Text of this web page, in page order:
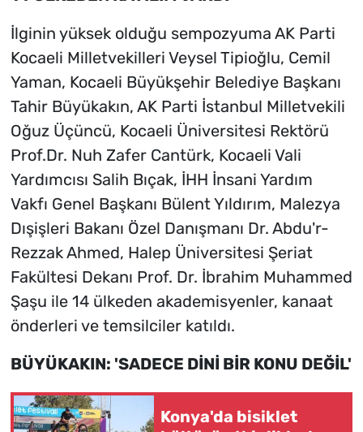
İlginin yüksek olduğu sempozyuma AK Parti
Kocaeli Milletvekilleri Veysel Tipioğlu, Cemil
Yaman, Kocaeli Büyükşehir Belediye Başkanı
Tahir Büyükakın, AK Parti İstanbul Milletvekili
Oğuz Üçüncü, Kocaeli Üniversitesi Rektörü
Prof.Dr. Nuh Zafer Cantürk, Kocaeli Vali
Yardımcısı Salih Bıçak, İHH İnsani Yardım
Vakfı Genel Başkanı Bülent Yıldırım, Malezya
Dışişleri Bakanı Özel Danışmanı Dr. Abdu'r-
Rezzak Ahmed, Halep Üniversitesi Şeriat
Fakültesi Dekanı Prof. Dr. İbrahim Muhammed
Şaşu ile 14 ülkeden akademisyenler, kanaat
önderleri ve temsilciler katıldı.
BÜYÜKAKIN: 'SADECE DİNİ BİR KONU DEĞİL'
Konya'da bisiklet